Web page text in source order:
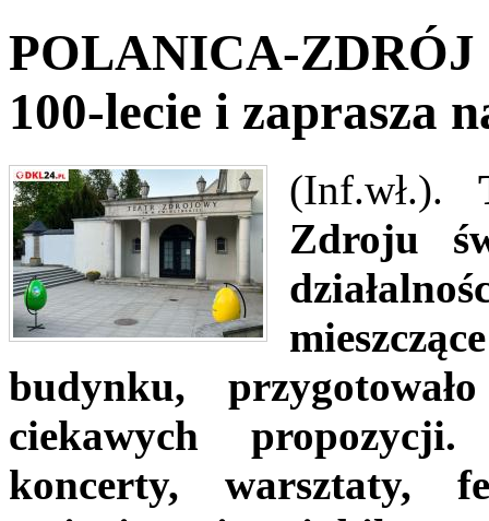
POLANICA-ZDRÓJ
100-lecie i zaprasza
(Inf.wł.).
Zdroju
budynku,
ciekawych
koncerty, warsztaty,